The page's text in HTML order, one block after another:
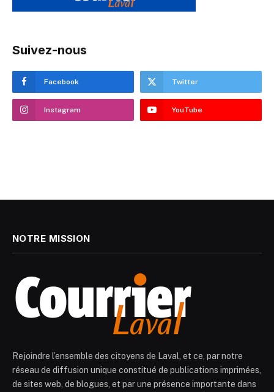
Suivez-nous
Facebook Twitter
Instagram YouTube
NOTRE MISSION
Rejoindre l’ensemble des citoyens de Laval, et ce, par notre
réseau de diffusion unique constitué de publications imprimées,
de sites web, de blogues, et par une présence importante dans